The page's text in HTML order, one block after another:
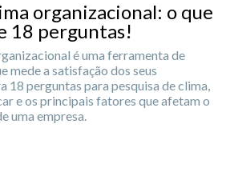
organizacional: o que
18 perguntas!
é uma ferramenta de
mede a satisfação dos seus
18 perguntas para pesquisa de clima,
e os principais fatores que afetam o
uma empresa.